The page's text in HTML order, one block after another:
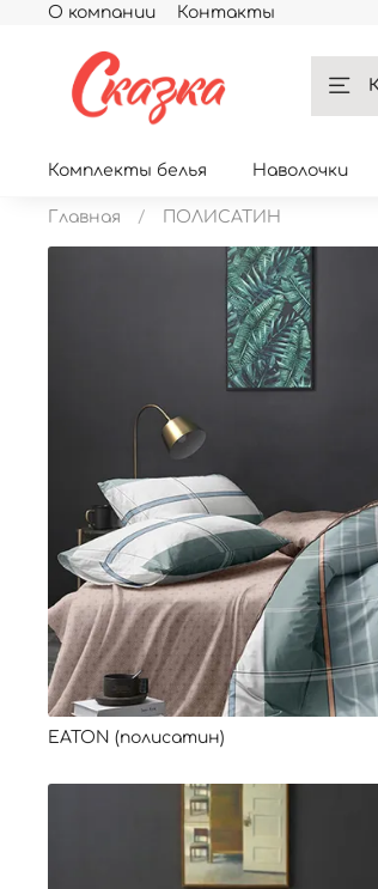
О компании Контакты
Комплекты белья Наволочки
Главная ПОЛИСАТИН
EATON (полисатин)